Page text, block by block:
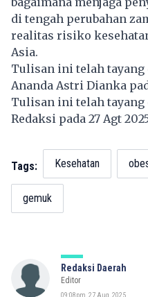
di tengah perubahan
realitas risiko
Asia.
Tulisan ini telah tayang
Ananda Astri Dianka
Tulisan ini telah
Redaksi pada 27 Agt
Tags: Kesehatan
gemuk
Redaksi Daerah
Editor
09:08pm, 27 Aug, 2025